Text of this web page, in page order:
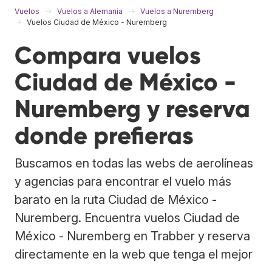
Vuelos Vuelos a Alemania
Vuelos a Nuremberg
Vuelos Ciudad de México - Nuremberg
Compara vuelos
Ciudad de México -
Nuremberg y reserva
donde prefieras
Buscamos en todas las webs de aerolíneas
y agencias para encontrar el vuelo más
barato en la ruta Ciudad de México -
Nuremberg. Encuentra vuelos Ciudad de
México - Nuremberg en Trabber y reserva
directamente en la web que tenga el mejor